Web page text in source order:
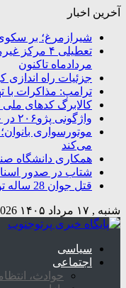
آخرین اخبار
شیرازمرغ؛ بر
تعطیلی ۴
مردادماه تاکنون
جزئیات راه اندازی
ترامپ: مذاکرات
کالابرگ کدهای ملی ۰، ۱ و ۲ شارژ شد
واژگونی پژو۲۰۶ در جاده بابامیدان- نورآباد با ۳ مصدوم
موتورسواری
می‌کند
همکاری دانشگاه
شتاب در صدور
قتل جوان 28 ساله توسط قاتل 15 ساله در کازرون
شنبه , ۱۷ مرداد ۱۴۰۵ - 08 - 07
سیاسی
اجتماعی
حوادث،